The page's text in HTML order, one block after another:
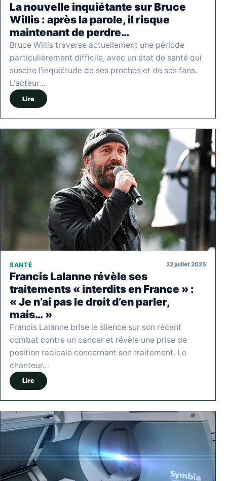
La nouvelle inquiétante sur Bruce
Willis : après la parole, il risque
maintenant de perdre…
Bruce Willis traverse actuellement une période
particulièrement difficile, avec un état de santé qui
suscite l'inquiétude de ses proches et de ses fans.
L'acteur…
Lire
SANTÉ 22 juillet 2025
Francis Lalanne révèle ses
traitements « interdits en France » :
« Je n’ai pas le droit d’en parler,
mais… »
Francis Lalanne brise le silence sur son récent
combat contre un cancer et révèle une prise de
position radicale concernant son traitement. Le
chanteur…
Lire